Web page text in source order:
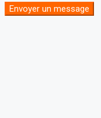
Envoyer un message